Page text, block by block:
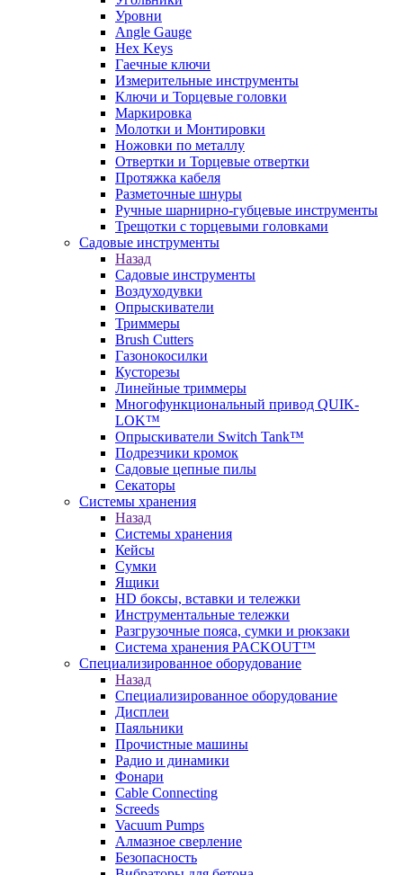
Уровни
Angle Gauge
Hex Keys
Гаечные ключи
Измерительные инструменты
Ключи и Торцевые головки
Маркировка
Молотки и Монтировки
Ножовки по металлу
Отвертки и Торцевые отвертки
Протяжка кабеля
Разметочные шнуры
Ручные шарнирно-губцевые инструменты
Трещотки с торцевыми головками
Садовые инструменты
Назад
Садовые инструменты
Воздуходувки
Опрыскиватели
Триммеры
Brush Cutters
Газонокосилки
Кусторезы
Линейные триммеры
Многофункциональный привод QUIK-
LOK™
Опрыскиватели Switch Tank™
Подрезчики кромок
Садовые цепные пилы
Секаторы
Системы хранения
Назад
Системы хранения
Кейсы
Сумки
Ящики
HD боксы, вставки и тележки
Инструментальные тележки
Разгрузочные пояса, сумки и рюкзаки
Система хранения PACKOUT™
Специализированное оборудование
Назад
Специализированное оборудование
Дисплеи
Паяльники
Прочистные машины
Радио и динамики
Фонари
Cable Connecting
Screeds
Vacuum Pumps
Алмазное сверление
Безопасность